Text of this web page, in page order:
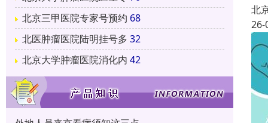
北京三甲医院专家号预约 68
北医肿瘤医院陆明挂号多 32
北京大学肿瘤医院消化内 42
北
26-